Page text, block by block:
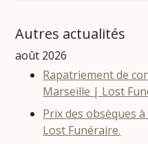
Autres actualités
août 2026
Rapatriement de
Marseille | Lost
Prix des obsèques
Lost Funéraire.